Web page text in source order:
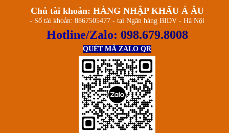
Chủ tài khoản: HÀNG NHẬP KHẨU Á ÂU
- Số tài khoản: 8867505477 - tại Ngân hàng BIDV - Hà Nội
Hotline/Zalo: 098.679.8008
QUÉT MÃ ZALO QR